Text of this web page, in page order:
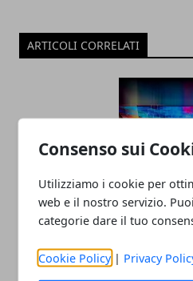
Consenso sui
Utilizziamo i cookie per
web e il nostro servizio.
categorie dare il tuo
Cookie Policy | Privacy
ARTICOLI CORRELATI
Tecnologia e
rapporto in crescita
18/07/2025